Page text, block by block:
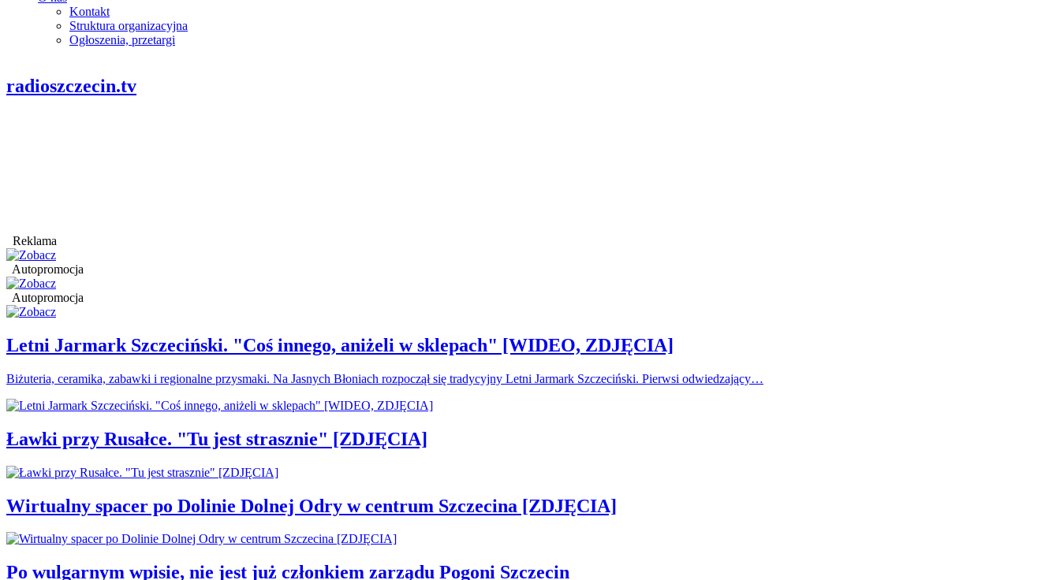
Kontakt
Struktura organizacyjna
Ogłoszenia, przetargi
radioszczecin.tv
Reklama
Autopromocja
Autopromocja
Letni Jarmark Szczeciński. "Coś innego, aniżeli w sklepach" [WIDEO, ZDJĘCIA]
Biżuteria, ceramika, zabawki i regionalne przysmaki. Na Jasnych Błoniach rozpoczął się tradycyjny Letni Jarmark Szczeciński. Pierwsi odwiedzający…
Ławki przy Rusałce. "Tu jest strasznie" [ZDJĘCIA]
Wirtualny spacer po Dolinie Dolnej Odry w centrum Szczecina [ZDJĘCIA]
Po wulgarnym wpisie, nie jest już członkiem zarządu Pogoni Szczecin